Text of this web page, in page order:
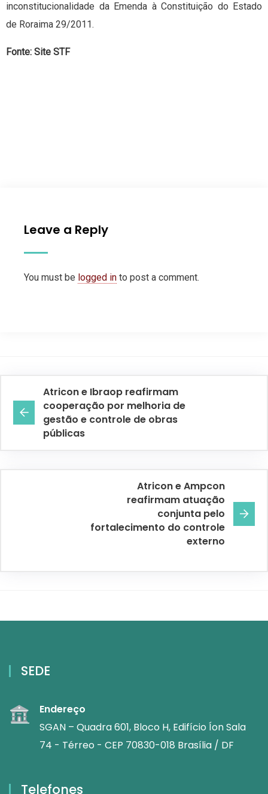
inconstitucionalidade da Emenda à Constituição do Estado
de Roraima 29/2011.
Fonte: Site STF
Leave a Reply
You must be logged in to post a comment.
Atricon e Ibraop reafirmam
cooperação por melhoria de
gestão e controle de obras
públicas
Atricon e Ampcon
reafirmam atuação
conjunta pelo
fortalecimento do controle
externo
SEDE
Endereço
SGAN – Quadra 601, Bloco H, Edifício Íon Sala
74 - Térreo - CEP 70830-018 Brasília / DF
Telefones